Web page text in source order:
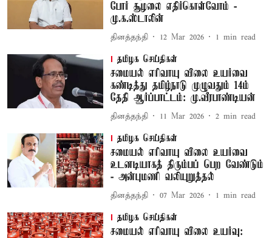
போர் சூழலை எதிர்கொள்வோம் -
மு.க.ஸ்டாலின்
தினத்தந்தி 12 Mar 2026 1 min read
தமிழக செய்திகள்
சமையல் எரிவாயு விலை உயர்வை
கண்டித்து தமிழ்நாடு முழுவதும் 14ம்
தேதி ஆர்ப்பாட்டம்: மு.வீரபாண்டியன்
தினத்தந்தி 11 Mar 2026 2 min read
தமிழக செய்திகள்
சமையல் எரிவாயு விலை உயர்வை
உடனடியாகத் திரும்பப் பெற வேண்டும்
- அன்புமணி வலியுறுத்தல்
தினத்தந்தி 07 Mar 2026 1 min read
தமிழக செய்திகள்
சமையல் எரிவாயு விலை உயர்வு: